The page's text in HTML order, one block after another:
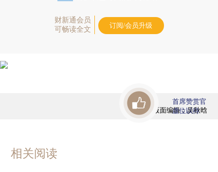
财新通会员
可畅读全文
订阅/会员升级
版面编辑：吴秋晗
首席赞赏官
虚位以待
相关阅读